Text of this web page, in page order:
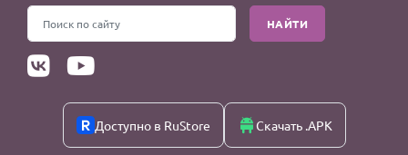
НАЙТИ
Доступно в RuStore Скачать .APK